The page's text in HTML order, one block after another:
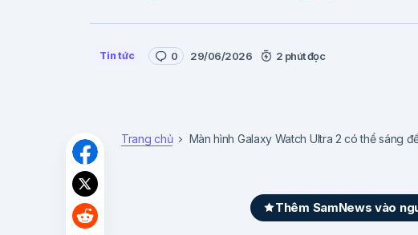
Tin tức 0 29/06/2026 2 phút đọc
Trang chủ Màn hình Galaxy Watch Ultra 2 có thể sáng
Thêm SamNews vào